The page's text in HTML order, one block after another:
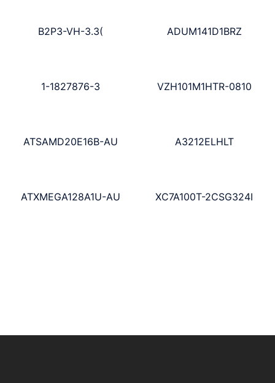
B2P3-VH-3.3( ADUM141D1BRZ
1-1827876-3 VZH101M1HTR-0810
ATSAMD20E16B-AU A3212ELHLT
ATXMEGA128A1U-AU XC7A100T-2CSG324I